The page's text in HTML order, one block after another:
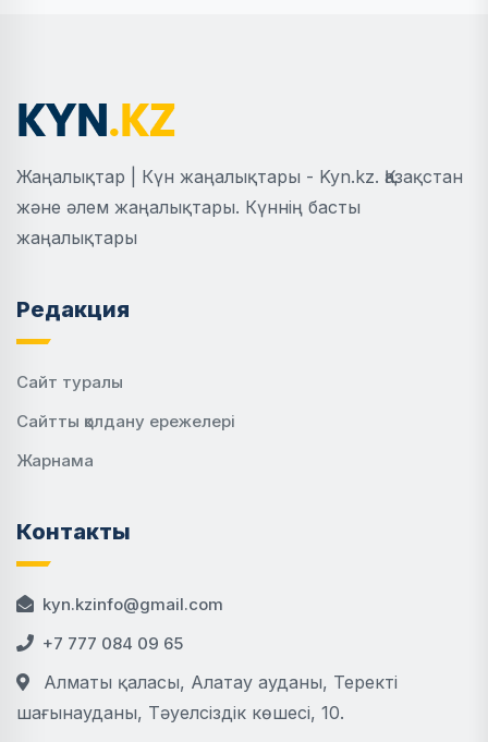
Жаңалықтар | Күн жаңалықтары - Kyn.kz. Қазақстан
және әлем жаңалықтары. Күннің басты
жаңалықтары
Редакция
Сайт туралы
Сайтты қолдану ережелері
Жарнама
Контакты
kyn.kzinfo@gmail.com
+7 777 084 09 65
Алматы қаласы, Алатау ауданы, Теректі
шағынауданы, Тәуелсіздік көшесі, 10.